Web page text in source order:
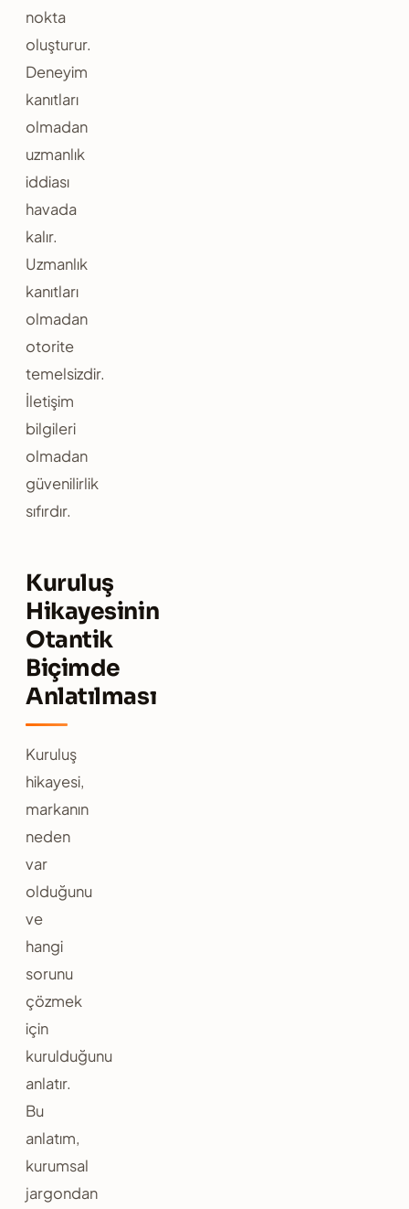
nokta
oluşturur.
Deneyim
kanıtları
olmadan
uzmanlık
iddiası
havada
kalır.
Uzmanlık
kanıtları
olmadan
otorite
temelsizdir.
İletişim
bilgileri
olmadan
güvenilirlik
sıfırdır.
Kuruluş
Hikayesinin
Otantik
Biçimde
Anlatılması
Kuruluş
hikayesi,
markanın
neden
var
olduğunu
ve
hangi
sorunu
çözmek
için
kurulduğunu
anlatır.
Bu
anlatım,
kurumsal
jargondan